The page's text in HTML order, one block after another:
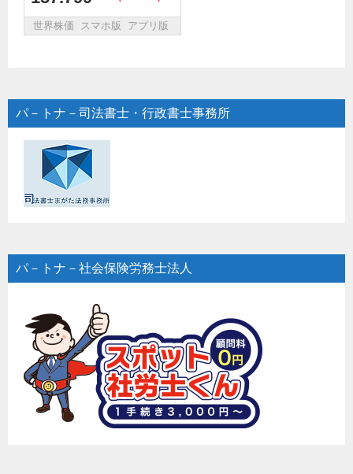
パ－トナ－司法書士・行政書士事務所
パ－トナ－社会保険労務士法人